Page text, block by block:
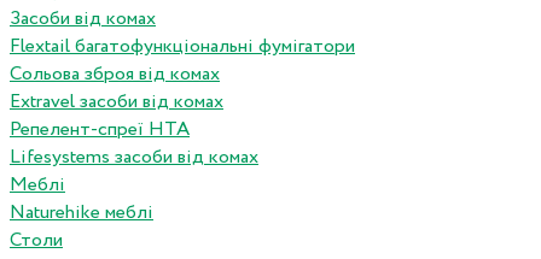
Засоби від комах
Flextail багатофункціональні фумігатори
Сольова зброя від комах
Extravel засоби від комах
Репелент-спреї HTA
Lifesystems засоби від комах
Меблі
Naturehike меблі
Столи